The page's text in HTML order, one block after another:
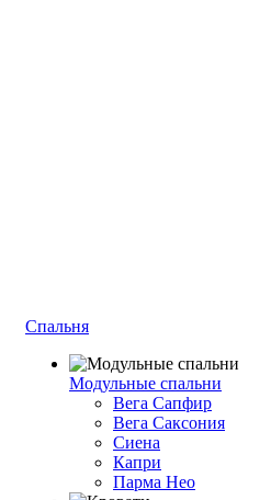
Спальня
Модульные спальни
Вега Сапфир
Вега Саксония
Сиена
Капри
Парма Нео